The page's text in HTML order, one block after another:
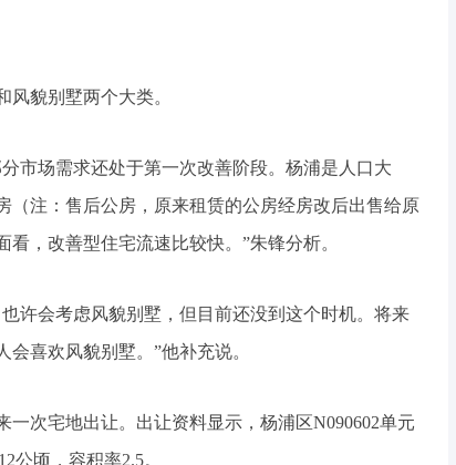
貌别墅两个大类。
市场需求还处于第一次改善阶段。杨浦是人口大
（注：售后公房，原来租赁的公房经房改后出售给原
，改善型住宅流速比较快。”朱锋分析。
许会考虑风貌别墅，但目前还没到这个时机。将来
喜欢风貌别墅。”他补充说。
一次宅地出让。出让资料显示，杨浦区N090602单元
公顷，容积率2.5。